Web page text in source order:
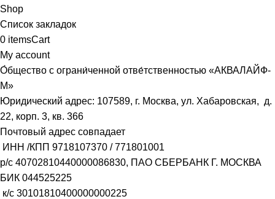
Shop
Список закладок
0 itemsCart
My account
О́бщество с ограни́ченной отве́тственностью «АКВАЛАЙФ-
М»
Юридический адрес: 107589, г. Москва, ул. Хабаровская, д.
22, корп. 3, кв. 366
Почтовый адрес совпадает
ИНН /КПП 9718107370 /771801001
р/с 40702810440000086830, ПАО СБЕРБАНК Г. МОСКВА
БИК 044525225
к/с 30101810400000000225